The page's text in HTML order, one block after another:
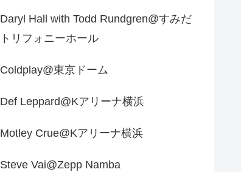
Daryl Hall with Todd Rundgren@すみだ
トリフォニーホール
Coldplay@東京ドーム
Def Leppard@Kアリーナ横浜
Motley Crue@Kアリーナ横浜
Steve Vai@Zepp Namba